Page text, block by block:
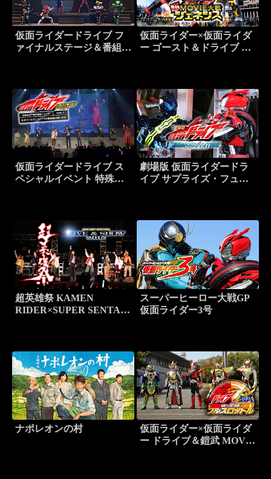
仮面ライダードライブ フ
ァイナルステージ＆番組キ
仮面ライダー×仮面ライダ
ー ゴースト＆ドライブ 超
仮面ライダードライブ ス
ペシャルイベント 特殊状
劇場版 仮面ライダードラ
イブ サプライズ・フュー
超英雄祭 KAMEN
RIDER×SUPER SENTAI
スーパーヒーロー大戦GP
仮面ライダー3号
ナポレオンの村
仮面ライダー×仮面ライダ
ー ドライブ＆鎧武 MOVIE